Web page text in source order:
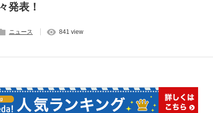
発表！
ニュース 841 view